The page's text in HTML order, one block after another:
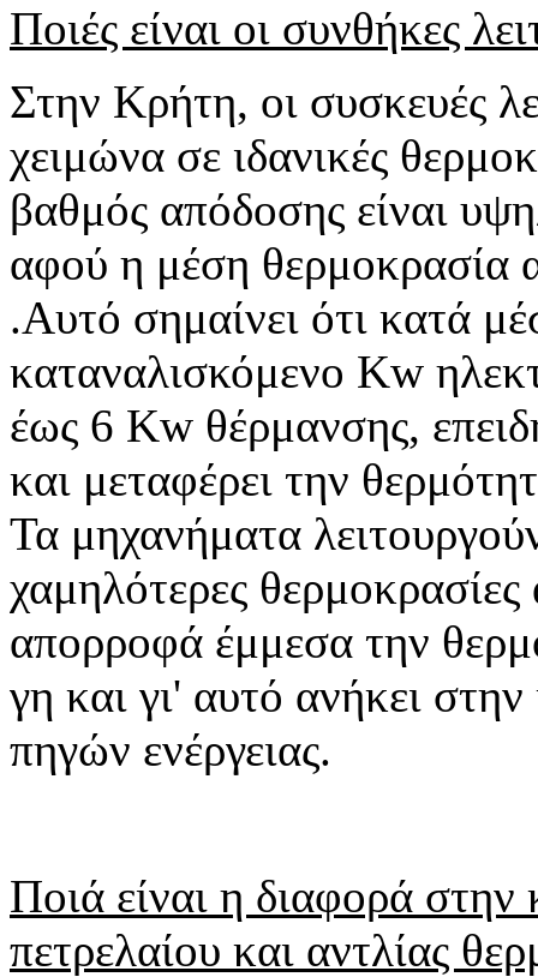
Ποιές είναι οι συνθήκες
Στην Κρήτη, οι συσκευές
χειμώνα σε ιδανικές
βαθμός απόδοσης είναι
αφού η μέση θερμοκρασία
.Αυτό σημαίνει ότι κατά
καταναλισκόμενο Kw
έως 6 Kw θέρμανσης,
και μεταφέρει την
Τα μηχανήματα
χαμηλότερες
απορροφά έμμεσα την
γη και γι' αυτό ανήκει
πηγών ενέργειας.
Ποιά είναι η διαφορά
πετρελαίου και αντλίας